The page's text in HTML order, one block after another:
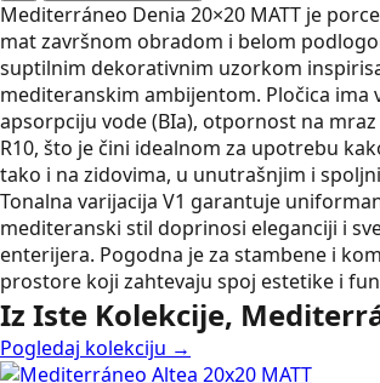
Mediterráneo Denia 20×20 MATT je
mat završnom obradom i belom
suptilnim dekorativnim uzorkom
mediteranskim ambijentom. Pločica ima
apsorpciju vode (BIa), otpornost na
R10, što je čini idealnom za upotrebu
tako i na zidovima, u unutrašnjim i
Tonalna varijacija V1 garantuje
mediteranski stil doprinosi eleganciji i
enterijera. Pogodna je za stambene i
prostore koji zahtevaju spoj estetike i
Iz Iste Kolekcije,
Pogledaj kolekciju →